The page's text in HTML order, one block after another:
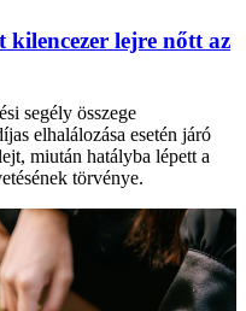
kilencezer lejre nőtt az
segély összege
elhalálozása esetén járó
miután hatályba lépett a
törvénye.